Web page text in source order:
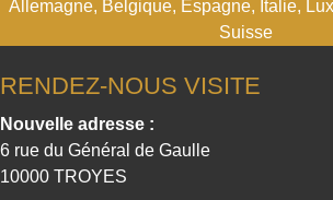
Allemagne, Belgique, Espagne, Italie,
Suisse
RENDEZ-NOUS VISITE
Nouvelle adresse :
6 rue du Général de Gaulle
10000 TROYES